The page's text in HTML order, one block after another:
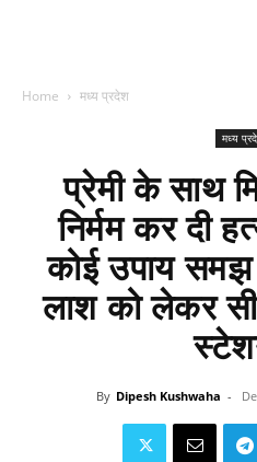
Home मध्य प्रदेश
मध्य
प्रेमी के साथ
निर्मम कर दी
कोई उपाय
लाश को लेकर
By Dipesh Kushwaha -